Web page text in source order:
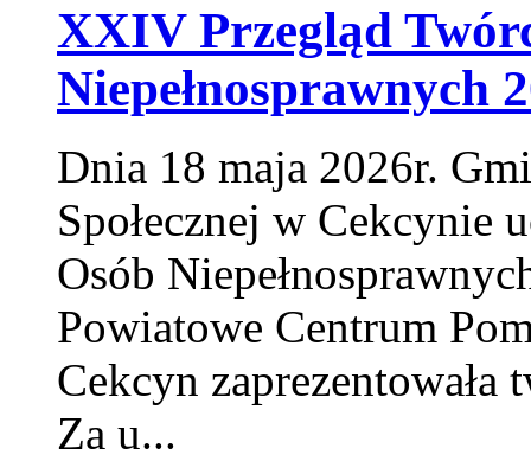
XXIV Przegląd
Niepełnosprawnych
Dnia 18 maja 2026r.
Społecznej w Cekcynie
Osób
Powiatowe Centrum
Cekcyn zaprezentowała
Za u...